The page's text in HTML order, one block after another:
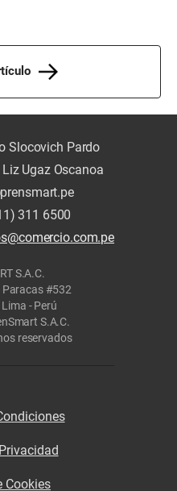
Slocovich Pardo
Ugaz Oscanoa
311 6500
S.A.C.
Paracas #532
- Perú
S.A.C.
reservados
Cookies